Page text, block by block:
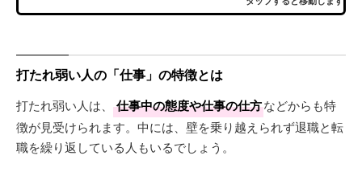
打たれ弱い人の「仕事」の特徴とは
打たれ弱い人は、 仕事中の態度や仕事の仕方などからも特
徴が見受けられます。中には、壁を乗り越えられず退職と転
職を繰り返している人もいるでしょう。